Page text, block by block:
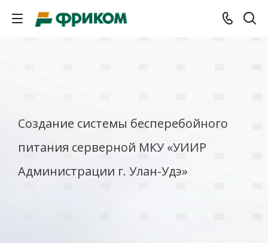
Создание системы бесперебойного
питания серверной МКУ «УИИР
Администрации г. Улан-Удэ»